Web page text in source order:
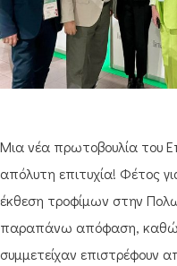
Μια νέα πρωτοβουλία του
απόλυτη επιτυχία! Φέτος
έκθεση τροφίμων στην
παραπάνω απόφαση, καθώς
συμμετείχαν επιστρέφουν